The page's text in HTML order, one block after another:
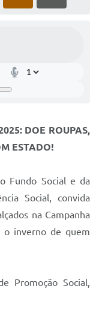
DOE ROUPAS,
ESTADO!
Fundo Social e da
Social, convida
na Campanha
o inverno de quem
Promoção Social,